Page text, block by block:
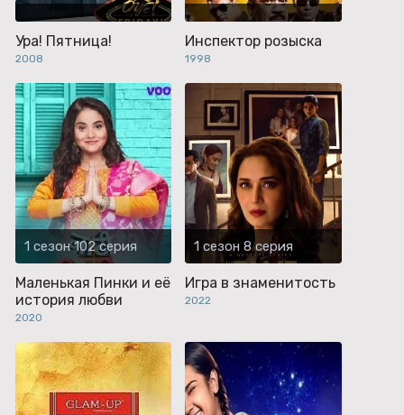
Ура! Пятница!
2008
Инспектор розыска
1998
1 сезон 102 серия
Маленькая Пинки и её
история любви
2020
1 сезон 8 серия
Игра в знаменитость
2022